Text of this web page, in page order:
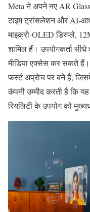
Meta ने अपने नए AR
टाइम ट्रांसलेशन और AI-
माइक्रो-OLED डिस्प्ले,
शामिल हैं। उपयोगकर्ता
मीडिया एक्सेस कर सकते हैं।
फर्स्ट अप्रोच पर बने हैं,
कंपनी उम्मीद करती है कि
रियलिटी के उपयोग को